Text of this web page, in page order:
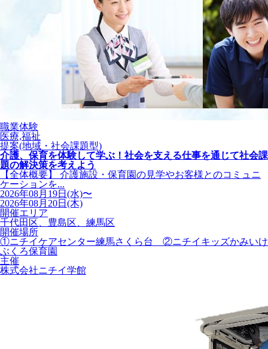
職業体験
医療,福祉
提案(地域・社会課題型)
介護、保育を体験して学ぶ！社会を支える仕事を通じて社会課
題の解決策を考えよう
【全体概要】 介護施設・保育園の見学やお客様とのコミュニ
ケーションを...
2026年08月19日(水)〜
2026年08月20日(木)
開催エリア
千代田区、豊島区、練馬区
開催場所
①ニチイケアセンター練馬さくら台 ②ニチイキッズかみいけ
ぶくろ保育園
主催
株式会社ニチイ学館